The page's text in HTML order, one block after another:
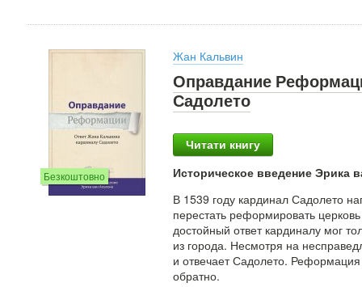
Безкоштовно
Жан Кальвин
Оправдание
Садолето
Читати книгу
Историческое введение Эрика
В 1539 году кардинал Садолето
перестать реформировать
достойный ответ кардиналу мог
из города. Несмотря на
и отвечает Садолето.
обратно.